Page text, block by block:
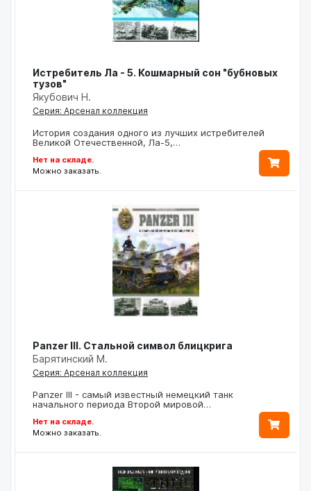
Истребитель Ла - 5. Кошмарный сон "бубновых
тузов"
Якубович Н.
Серия: Арсенал коллекция
История создания одного из лучших истребителей
Великой Отечественной, Ла-5,…
Нет на складе.
Можно заказать.
Panzer III. Стальной символ блицкрига
Барятинский М.
Серия: Арсенал коллекция
Panzer III - самый известный немецкий танк
начального периода Второй мировой…
Нет на складе.
Можно заказать.